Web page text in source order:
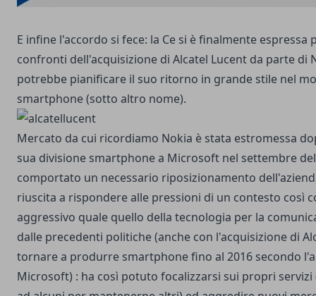
E infine l'accordo si fece: la Ce si è finalmente espressa
confronti dell'acquisizione di Alcatel Lucent da parte di
potrebbe pianificare il suo ritorno in grande stile nel
smartphone (sotto altro nome).
Mercato da cui ricordiamo Nokia è stata estromessa
sua divisione smartphone a Microsoft nel settembre
comportato un necessario riposizionamento
riuscita a rispondere alle pressioni di un contesto così
aggressivo quale quello della tecnologia per la
dalle precedenti politiche (anche con l'acquisizione di
tornare a produrre smartphone fino al 2016 secondo
Microsoft) : ha così potuto focalizzarsi sui propri